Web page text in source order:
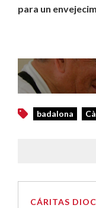
para un
badalona
CÁRITAS